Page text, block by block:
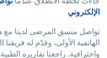
الإلكتروني
تواصل منسق المرضى لدينا مع
الهاتفية الأولى، وقدّم له
واحترافية. راجعنا تقاريره